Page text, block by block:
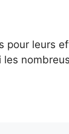
pour leurs
les